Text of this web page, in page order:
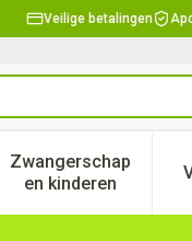
Veilige betalingen
verzorging en
voor Dieet,
Zwangerschap
en kinderen
Toon